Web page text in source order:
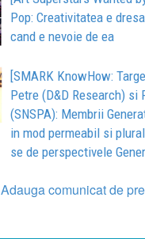
Pop: Creativitatea e
cand e nevoie de ea
[SMARK KnowHow:
Petre (D&D Research) si
(SNSPA): Membrii
in mod permeabil si
se de perspectivele
Adauga comunicat de